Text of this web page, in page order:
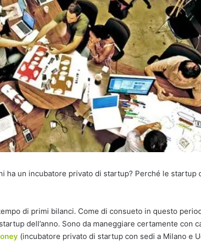
ha un incubatore privato di startup? Perché le startup
di primi bilanci. Come di consueto in questo
dell’anno. Sono da maneggiare certamente con
(incubatore privato di startup con sedi a Milano e